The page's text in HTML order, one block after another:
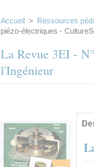
Accueil > Ressources
piézo-électriques -
La Revue 3EI -
l'Ingénieur